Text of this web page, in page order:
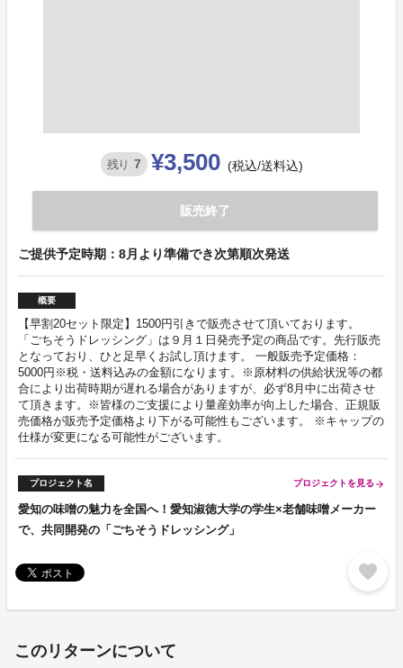
残り 7 ¥3,500 (税込/送料込)
販売終了
ご提供予定時期：8月より準備でき次第順次発送
概要
【早割20セット限定】1500円引きで販売させて頂いております。
「ごちそうドレッシング」は９月１日発売予定の商品です。先行販売
となっており、ひと足早くお試し頂けます。 一般販売予定価格：
5000円※税・送料込みの金額になります。※原材料の供給状況等の都
合により出荷時期が遅れる場合がありますが、必ず8月中に出荷させ
て頂きます。※皆様のご支援により量産効率が向上した場合、正規販
売価格が販売予定価格より下がる可能性もございます。 ※キャップの
仕様が変更になる可能性がございます。
プロジェクト名 プロジェクトを見る arrow_forward
愛知の味噌の魅力を全国へ！愛知淑徳大学の学生×老舗味噌メーカー
で、共同開発の「ごちそうドレッシング」
favorite
このリターンについて